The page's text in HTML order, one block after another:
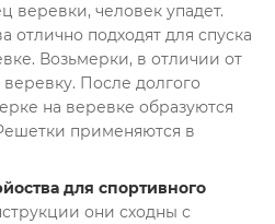
веревки, человек упадет.
отлично подходят для спуска
Возьмерки, в отличии от
После долгого
на веревке образуются
применяются в
для спортивного
они сходны с